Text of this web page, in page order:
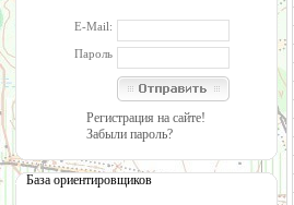
E-Mail:
Пароль
Регистрация на сайте!
Забыли пароль?
База ориентировщиков